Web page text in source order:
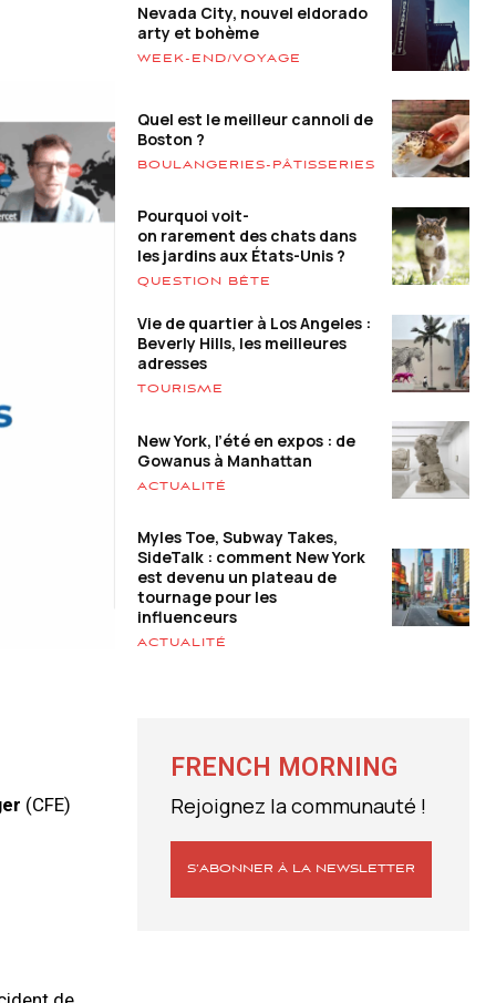
(CFE)
Nevada City, nouvel eldorado
arty et bohème
WEEK-END/VOYAGE
Quel est le meilleur cannoli de
Boston ?
BOULANGERIES-PÂTISSERIES
Pourquoi voit-
on rarement des chats dans
les jardins aux États-Unis ?
QUESTION BÊTE
Vie de quartier à Los Angeles :
Beverly Hills, les meilleures
adresses
TOURISME
New York, l’été en expos : de
Gowanus à Manhattan
ACTUALITÉ
Myles Toe, Subway Takes,
SideTalk : comment New York
est devenu un plateau de
tournage pour les
influenceurs
ACTUALITÉ
FRENCH MORNING
Rejoignez la communauté !
S’ABONNER À LA NEWSLETTER